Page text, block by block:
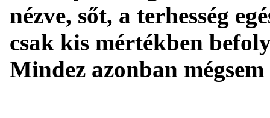
nézve, sőt, a terhesség
csak kis mértékben
Mindez azonban